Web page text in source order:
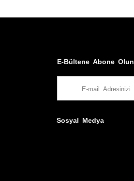
E-Bültene Abone Olun
Sosyal Medya